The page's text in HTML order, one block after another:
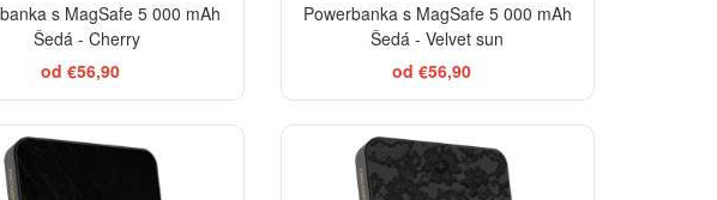
s MagSafe 5 000 mAh
Šedá - Cherry
od €56,90
Powerbanka s MagSafe 5 000 mAh
Šedá - Velvet sun
od €56,90